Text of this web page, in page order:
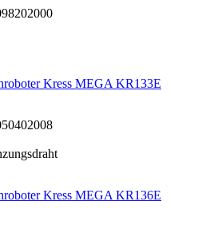
Kress MEGA KR133E
Kress MEGA KR136E